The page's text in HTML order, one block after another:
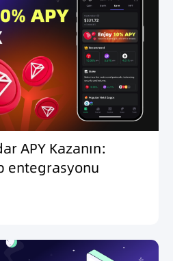
APY Kazanın:
entegrasyonu